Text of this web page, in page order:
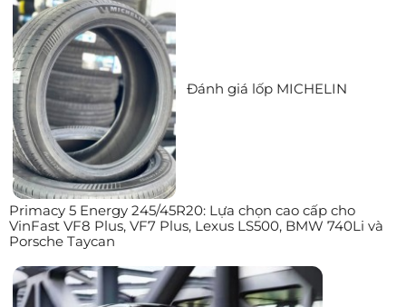
Đánh giá lốp MICHELIN
Primacy 5 Energy 245/45R20: Lựa chọn cao cấp cho
VinFast VF8 Plus, VF7 Plus, Lexus LS500, BMW 740Li và
Porsche Taycan